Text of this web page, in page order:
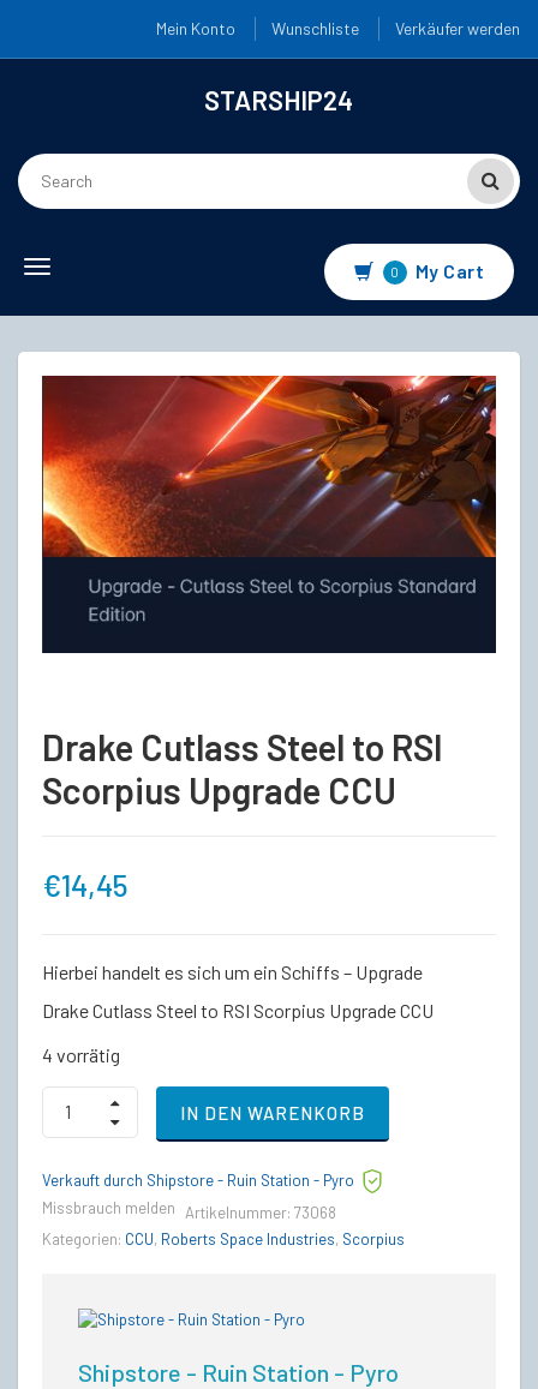
Mein Konto Wunschliste Verkäufer werden
STARSHIP24
Toggle
0 My Cart
Drake Cutlass Steel to RSI
Scorpius Upgrade CCU
€14,45
Hierbei handelt es sich um ein Schiffs – Upgrade
Drake Cutlass Steel to RSI Scorpius Upgrade CCU
4 vorrätig
Drake
Cutlass
Steel
RSI
Scorpius
CCU
IN DEN WARENKORB
Verkauft durch Shipstore - Ruin Station - Pyro
Missbrauch melden
Artikelnummer: 73068
Kategorien: CCU, Roberts Space Industries, Scorpius
Shipstore - Ruin Station - Pyro